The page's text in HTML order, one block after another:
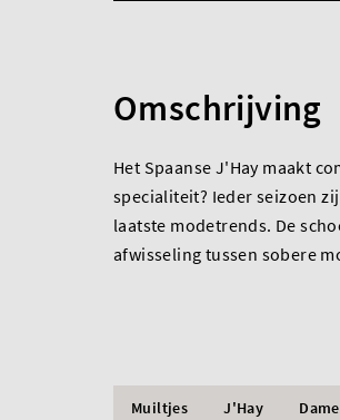
Omschrijving
Het Spaanse J'Hay maakt
specialiteit? Ieder seizoen
laatste modetrends. De
afwisseling tussen sobere
Muiltjes J'Hay